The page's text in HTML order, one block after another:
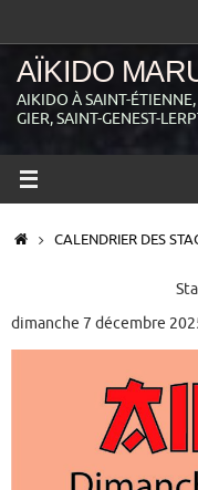
contenu
AÏKIDO
AIKIDO À SAINT-
GIER, SAINT-GENEST-
ACCUEIL
CALENDRIER DES
dimanche 7 décembre